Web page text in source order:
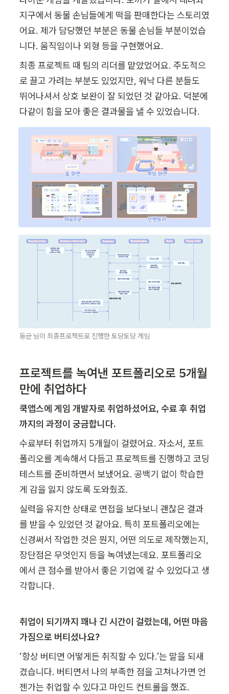
지구에서 동물 손님들에게 떡을 판매한다는 스토리였
어요. 제가 담당했던 부분은 동물 손님들 부분이었습
니다. 움직임이나 외형 등을 구현했어요.
최종 프로젝트 때 팀의 리더를 맡았었어요. 주도적으
로 끌고 가려는 부분도 있었지만, 워낙 다른 분들도
뛰어나셔서 상호 보완이 잘 되었던 것 같아요. 덕분에
다같이 힘을 모아 좋은 결과물을 낼 수 있었습니다.
동균 님이 최종프로젝트로 진행한 토당토당 게임
프로젝트를 녹여낸 포트폴리오로 5개월
만에 취업하다
쿡앱스에 게임 개발자로 취업하셨어요, 수료 후 취업
까지의 과정이 궁금합니다.
수료부터 취업까지 5개월이 걸렸어요. 자소서, 포트
폴리오를 계속해서 다듬고 프로젝트를 진행하고 코딩
테스트를 준비하면서 보냈어요. 공백기 없이 학습한
게 감을 잃지 않도록 도와줬죠.
실력을 유지한 상태로 면접을 보다보니 괜찮은 결과
를 받을 수 있었던 것 같아요. 특히 포트폴리오에는
신경써서 작업한 것은 뭔지, 어떤 의도로 제작했는지,
장단점은 무엇인지 등을 녹여냈는데요. 포트폴리오
에서 큰 점수를 받아서 좋은 기업에 갈 수 있었다고 생
각합니다.
취업이 되기까지 꽤나 긴 시간이 걸렸는데, 어떤 마음
가짐으로 버티셨나요?
‘항상 버티면 어떻게든 취직할 수 있다.’는 말을 되새
겼습니다. 버티면서 나의 부족한 점을 고쳐나가면 언
젠가는 취업할 수 있다고 마인드 컨트롤을 했죠.